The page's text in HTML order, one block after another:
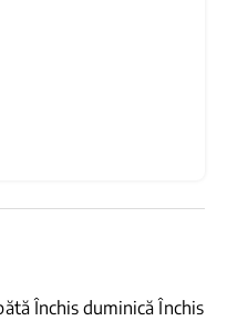
Închis duminică Închis